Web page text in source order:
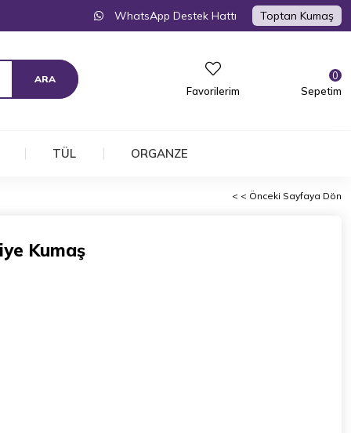
WhatsApp Destek Hattı Toptan Kumaş
Sepetim
0
Favorilerim
TÜL ORGANZE
< < Önceki Sayfaya Dön
Kumaş